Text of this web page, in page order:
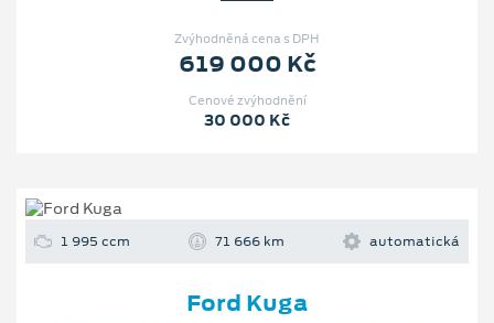
Zvýhodněná cena s DPH
619 000 Kč
Cenové zvýhodnění
30 000 Kč
1 995 ccm 71 666 km automatická
Ford Kuga